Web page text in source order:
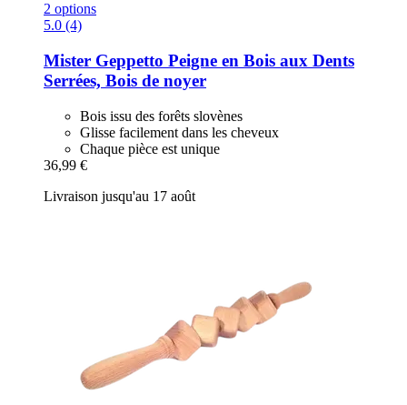
2 options
5.0 (4)
Mister Geppetto Peigne en Bois aux Dents
Serrées, Bois de noyer
Bois issu des forêts slovènes
Glisse facilement dans les cheveux
Chaque pièce est unique
36,99 €
Livraison jusqu'au 17 août